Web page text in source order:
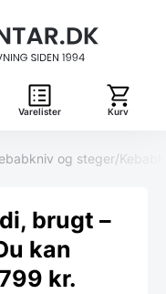
Varelister Kurv
og steger/
brugt –
kan
kr.